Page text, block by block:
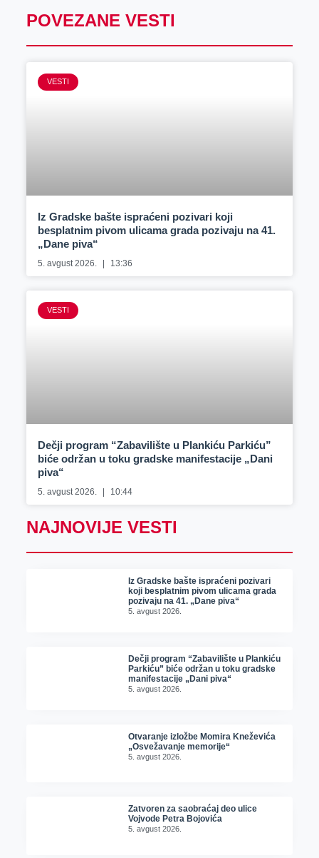
POVEZANE VESTI
VESTI
Iz Gradske bašte ispraćeni pozivari koji
besplatnim pivom ulicama grada pozivaju na 41.
„Dane piva“
5. avgust 2026. 13:36
VESTI
Dečji program “Zabavilište u Plankiću Parkiću”
biće održan u toku gradske manifestacije „Dani
piva“
5. avgust 2026. 10:44
NAJNOVIJE VESTI
Iz Gradske bašte ispraćeni pozivari
koji besplatnim pivom ulicama grada
pozivaju na 41. „Dane piva“
5. avgust 2026.
Dečji program “Zabavilište u Plankiću
Parkiću” biće održan u toku gradske
manifestacije „Dani piva“
5. avgust 2026.
Otvaranje izložbe Momira Kneževića
„Osvežavanje memorije“
5. avgust 2026.
Zatvoren za saobraćaj deo ulice
Vojvode Petra Bojovića
5. avgust 2026.